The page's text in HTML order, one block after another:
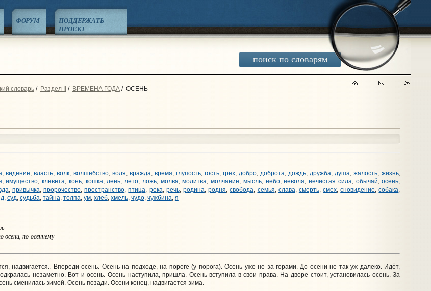
поиск по словарям
ФОРУМ
ПОДДЕРЖАТЬ
ПРОЕКТ
словарь/ Раздел II / ВРЕМЕНА ГОДА/ ОСЕНЬ
,видение,власть,волк, волшебство, воля, вражда, время, глупость, гость, грех,добро,доброта,дождь,дружба,душа,жалость, жизнь,
,имущество,клевета, конь, кошка,лень,лето, ложь, молва,молитва,молчание, мысль, небо,неволя,нечистая сила, обычай,осень,
, привычка, пророчество,пространство,птица, река, речь, родина,родня,свобода, семья, слава, смерть,смех,сновидение,собака,
, суд, судьба, тайна, толпа, ум, хлеб, хмель, чудо, чужбина, я
осени, по-осеннему
надвигается.. Впереди осень. Осень на подходе, на пороге (у порога). Осень уже не за горами. До осени не так уж далеко. Идёт,
незаметно. Вот и осень. Осень наступила, пришла. Осень вступила в свои права. На дворе стоит, установилась осень. За
сменилась зимой. Осень позади. Осени конец, надвигается зима.